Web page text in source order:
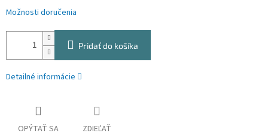
Možnosti doručenia
Pridať do košíka
Detailné informácie
OPÝTAŤ SA ZDIEĽAŤ